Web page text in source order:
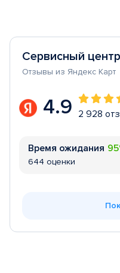
Сервисный
Отзывы из Яндекс Карт
4.9 2 928
Время ожидания
644 оценки